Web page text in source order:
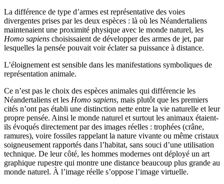
La différence de type d’armes est représentative des voies
divergentes prises par les deux espèces : là où les Néandertaliens
maintenaient une proximité physique avec le monde naturel, les
Homo sapiens choisissaient de développer des armes de jet, par
lesquelles la pensée pouvait voir éclater sa puissance à distance.
L’éloignement est sensible dans les manifestations symboliques de
représentation animale.
Ce n’est pas le choix des espèces animales qui différencie les
Néandertaliens et les Homo sapiens, mais plutôt que les premiers
cités n’ont pas établi une distinction nette entre la vie naturelle et leur
propre pensée. Ainsi le monde naturel et surtout les animaux étaient-
ils évoqués directement par des images réelles : trophées (crâne,
ramures), voire fossiles rappelant la nature vivante ou même cristaux
soigneusement rapportés dans l’habitat, sans souci d’une utilisation
technique. De leur côté, les hommes modernes ont déployé un art
graphique rupestre qui montre une distance beaucoup plus grande au
monde naturel. À l’image réelle s’oppose l’image virtuelle.